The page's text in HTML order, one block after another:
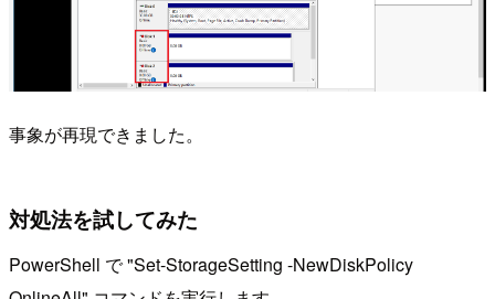
事象が再現できました。
対処法を試してみた
PowerShell で "Set-StorageSetting -NewDiskPolicy